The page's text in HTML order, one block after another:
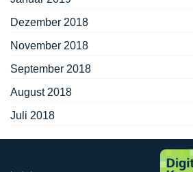
Dezember 2018
November 2018
September 2018
August 2018
Juli 2018